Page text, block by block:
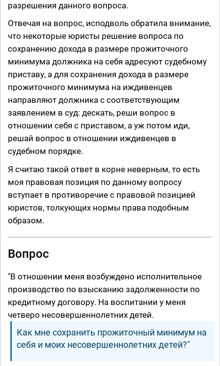
разрешения данного вопроса.
Отвечая на вопрос, исподволь обратила внимание,
что некоторые юристы решение вопроса по
сохранению дохода в размере прожиточного
минимума должника на себя адресуют судебному
приставу, а для сохранения дохода в размере
прожиточного минимума на иждивенцев
направляют должника с соответствующим
заявлением в суд: дескать, реши вопрос в
отношении себя с приставом, а уж потом иди,
решай вопрос в отношении иждивенцев в
судебном порядке.
Я считаю такой ответ в корне неверным, то есть
моя правовая позиция по данному вопросу
вступает в противоречие с правовой позицией
юристов, толкующих нормы права подобным
образом.
Вопрос
"В отношении меня возбуждено исполнительное
производство по взысканию задолженности по
кредитному договору. На воспитании у меня
четверо несовершеннолетних детей.
Как мне сохранить прожиточный минимум на
себя и моих несовершеннолетних детей?"